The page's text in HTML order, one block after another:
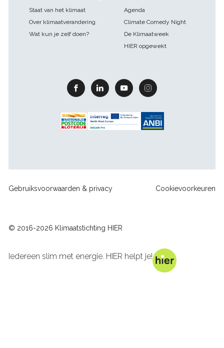
Staat van het klimaat
Over klimaatverandering
Wat kun je zelf doen?
Agenda
Climate Comedy Night
De Klimaatweek
HIER opgewekt
Facebook Linkedin Youtube Instagram
Footer
Gebruiksvoorwaarden & privacy Cookievoorkeuren
© 2016-2026 Klimaatstichting HIER
Iedereen slim met energie. HIER helpt je!